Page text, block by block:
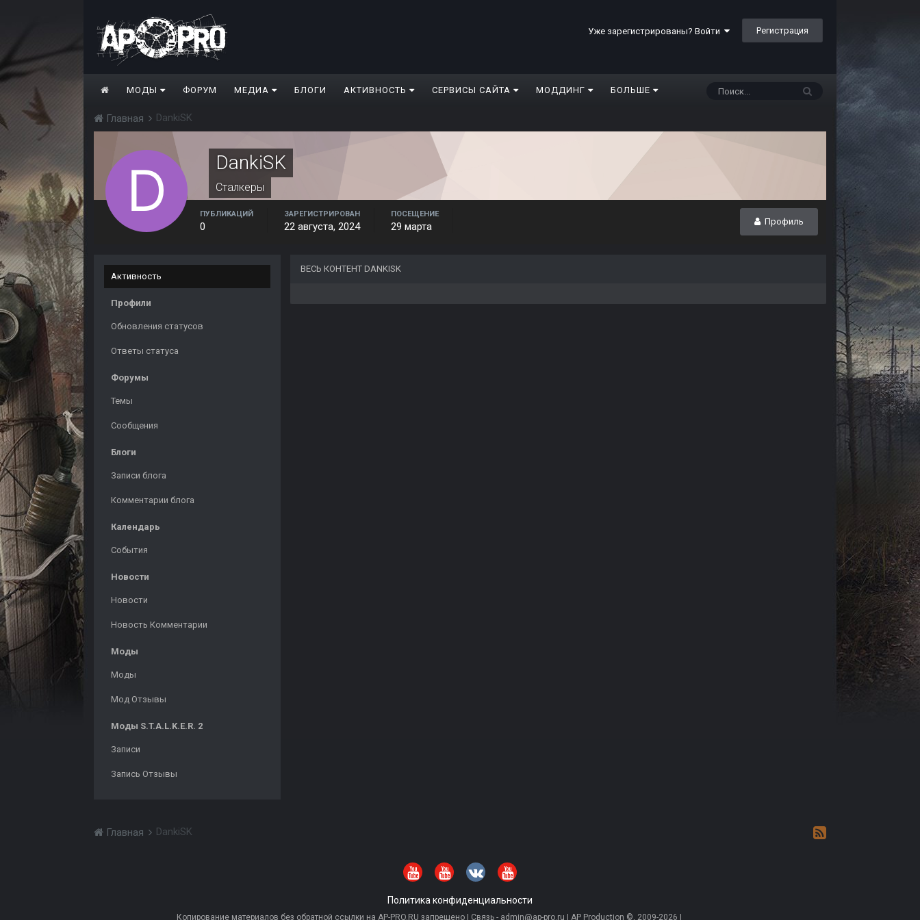
Уже зарегистрированы? Войти Регистрация
МОДЫ ФОРУМ МЕДИА БЛОГИ АКТИВНОСТЬ СЕРВИСЫ САЙТА МОДДИНГ БОЛЬШЕ
Главная DankiSK
DankiSK
Сталкеры
Профиль
ПУБЛИКАЦИЙ
0
ЗАРЕГИСТРИРОВАН
22 августа, 2024
ПОСЕЩЕНИЕ
29 марта
Активность
Профили
Обновления статусов
Ответы статуса
Форумы
Темы
Сообщения
Блоги
Записи блога
Комментарии блога
Календарь
События
Новости
Новости
Новость Комментарии
Моды
Моды
Мод Отзывы
Моды S.T.A.L.K.E.R. 2
Записи
Запись Отзывы
ВЕСЬ КОНТЕНТ DANKISK
Главная DankiSK
Политика конфиденциальности
Копирование материалов без обратной ссылки на AP-PRO.RU запрещено | Связь - admin@ap-pro.ru | AP Production ©, 2009-2026 |